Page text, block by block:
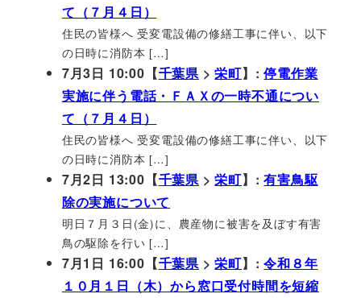
て（７月４日）
住民の皆様へ 受変電設備の修繕工事に伴い、以下
の日時に消防本 […]
7月3日 10:00【千葉県 >栄町】:停電作業
実施に伴う電話・ＦＡＸの一時不通につい
て（７月４日）
住民の皆様へ 受変電設備の修繕工事に伴い、以下
の日時に消防本 […]
7月2日 13:00【千葉県 >栄町】:有害鳥駆
除の実施について
明日７月３日(金)に、農産物に被害を及ぼす有害
鳥の駆除を行い […]
7月1日 16:00【千葉県 >栄町】:令和８年
１０月１日（木）から窓口受付時間を短縮